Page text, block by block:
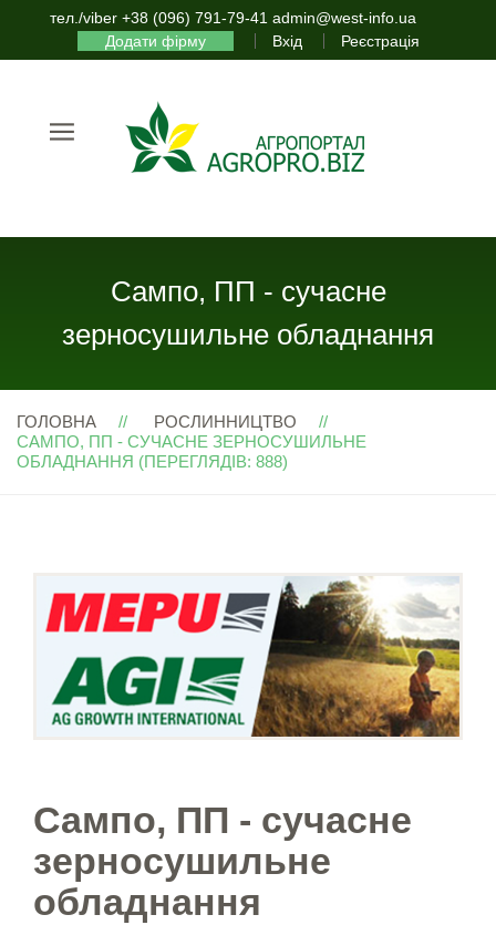
тел./viber +38 (096) 791-79-41 admin@west-info.ua
Додати фірму
Вхід Реєстрація
Сампо, ПП - сучасне
зерносушильне обладнання
ГОЛОВНА
РОСЛИННИЦТВО
САМПО, ПП - СУЧАСНЕ ЗЕРНОСУШИЛЬНЕ
ОБЛАДНАННЯ (ПЕРЕГЛЯДІВ: 888)
Сампо, ПП - сучасне
зерносушильне
обладнання